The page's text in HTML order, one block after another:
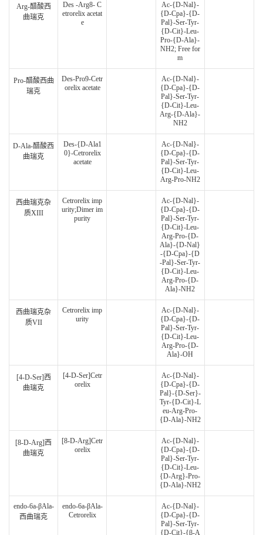
Arg-醋酸西
曲瑞克
Des -Arg8- C
etrorelix acetat
e
Ac-{D-Nal}-
{D-Cpa}-{D-
Pal}-Ser-Tyr-
{D-Cit}-Leu-
Pro-{D-Ala}-
NH2; Free for
m
Pro-醋酸西曲
瑞克
Des-Pro9-Cetr
orelix acetate
Ac-{D-Nal}-
{D-Cpa}-{D-
Pal}-Ser-Tyr-
{D-Cit}-Leu-
Arg-{D-Ala}-
NH2
D-Ala-醋酸西
曲瑞克
Des-{D-Ala1
0}-Cetrorelix
acetate
Ac-{D-Nal}-
{D-Cpa}-{D-
Pal}-Ser-Tyr-
{D-Cit}-Leu-
Arg-Pro-NH2
西曲瑞克杂
质XIII
Cetrorelix imp
urity;Dimer im
purity
Ac-{D-Nal}-
{D-Cpa}-{D-
Pal}-Ser-Tyr-
{D-Cit}-Leu-
Arg-Pro-{D-
Ala}-{D-Nal}
-{D-Cpa}-{D
-Pal}-Ser-Tyr-
{D-Cit}-Leu-
Arg-Pro-{D-
Ala}-NH2
西曲瑞克杂
质VII
Cetrorelix imp
urity
Ac-{D-Nal}-
{D-Cpa}-{D-
Pal}‐Ser‐Tyr‐
{D-Cit}‐Leu‐
Arg‐Pro‐{D-
Ala}‐OH
[4-D-Ser]西
曲瑞克
[4-D-Ser]Cetr
orelix
Ac-{D-Nal}-
{D-Cpa}-{D-
Pal}-{D-Ser}-
Tyr-{D-Cit}-L
eu-Arg-Pro-
{D-Ala}-NH2
[8-D-Arg]西
曲瑞克
[8-D-Arg]Cetr
orelix
Ac-{D-Nal}-
{D-Cpa}-{D-
Pal}-Ser-Tyr-
{D-Cit}-Leu-
{D-Arg}-Pro-
{D-Ala}-NH2
endo-6a-βAla-
西曲瑞克
endo-6a-βAla-
Cetrorelix
Ac-{D-Nal}-
{D-Cpa}-{D-
Pal}-Ser-Tyr-
{D-Cit}-{β-A